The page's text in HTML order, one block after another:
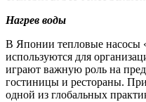
Нагрев воды
В Японии тепловые насосы
используются для
играют важную роль на
гостиницы и рестораны.
одной из глобальных